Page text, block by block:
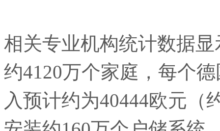
相关专业机构统计数据
约4120万个家庭，每个
入预计约为40444欧元（